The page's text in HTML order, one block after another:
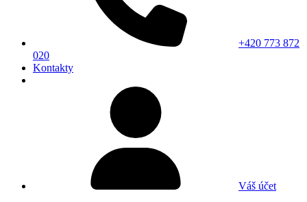
+420 773 872
020
Kontakty
Váš účet